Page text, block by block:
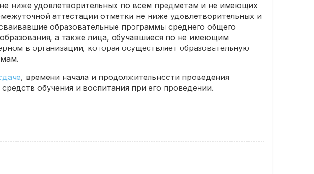
ниже удовлетворительных по всем предметам и не имеющих
аттестации отметки не ниже удовлетворительных и
образовательные программы среднего общего
а также лица, обучавшиеся по не имеющим
в организации, которая осуществляет образовательную
, времени начала и продолжительности проведения
обучения и воспитания при его проведении.